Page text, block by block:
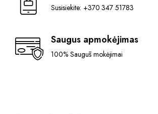
Susisiekite: +370 347 51783
Saugus apmokėjimas
100% Saugūs mokėjimai